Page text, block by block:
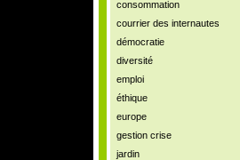
consommation
courrier des internautes
démocratie
diversité
emploi
éthique
europe
gestion crise
jardin